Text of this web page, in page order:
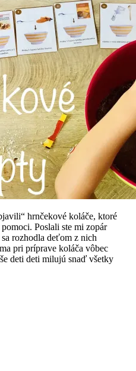
hrnčekové koláče, ktoré
Poslali ste mi zopár
rozhodla deťom z nich
pri príprave koláča vôbec
deti deti milujú snaď všetky